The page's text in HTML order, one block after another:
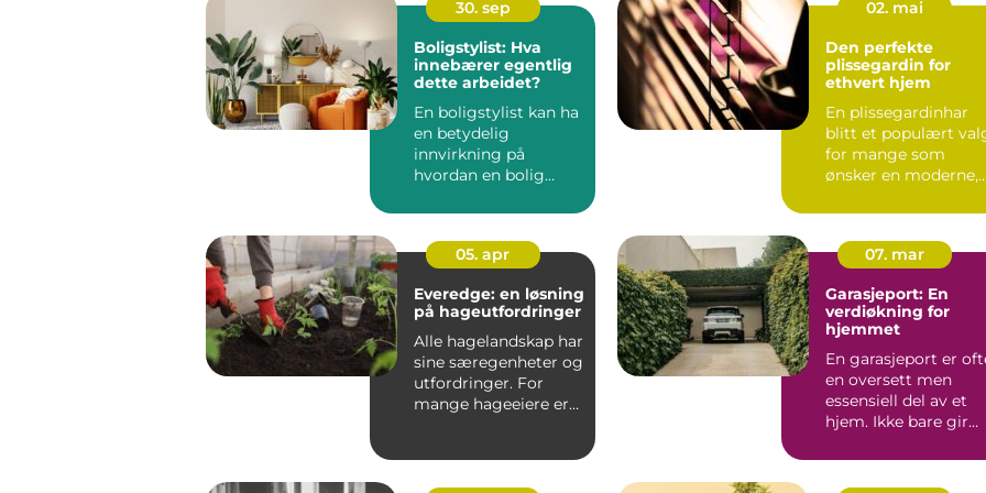
30. sep
Boligstylist: Hva
innebærer egentlig
dette arbeidet?
En boligstylist kan ha
en betydelig
innvirkning på
hvordan en bolig
02. mai
Den perfekte
plissegardin for
ethvert hjem
En plissegardinhar
blitt et populært
for mange som
ønsker en moderne,
05. apr
Everedge: en løsning
på hageutfordringer
Alle hagelandskap har
sine særegenheter og
utfordringer. For
mange hageeiere er
07. mar
Garasjeport: En
verdiøkning for
hjemmet
En garasjeport er
en oversett men
essensiell del av et
hjem. Ikke bare gir